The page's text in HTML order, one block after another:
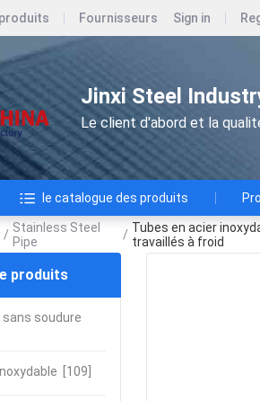
produits Fournisseurs Sign in
Jinxi Steel
Le client d'abord et la
le catalogue des produits
/ Stainless Steel
Pipe
/ Tubes en acier
travaillés à froid
produits
soudure
[109]